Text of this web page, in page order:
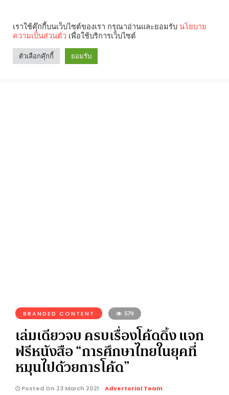
BRANDED CONTENT 579
เล่มเดียวจบ ครบเรื่องโค้ดดิ้ง แจก
ฟรีหนังสือ “การศึกษาไทยในยุคที่
หมุนไปด้วยการโค้ด”
Posted On 23 March 2021 Advertorial Team
เราใช้คุ๊กกี้บนเว็บไซต์ของเรา กรุณาอ่านและยอมรับ นโยบาย
ความเป็นส่วนตัว เพื่อใช้บริการเว็บไซต์
ตัวเลือกคุ๊กกี้ ยอมรับ